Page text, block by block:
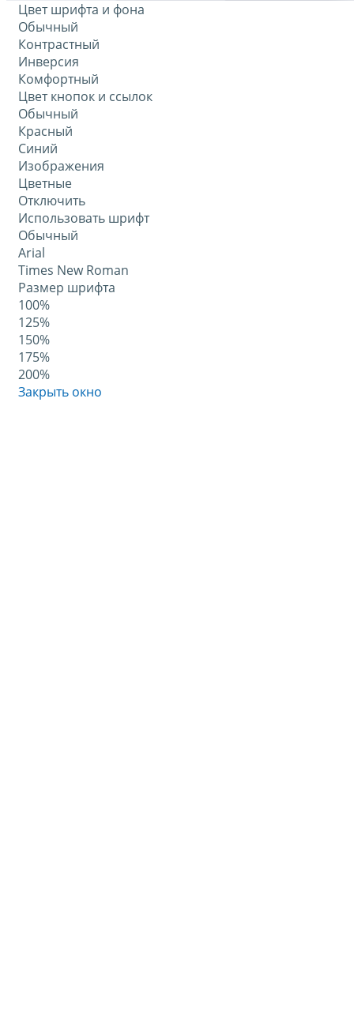
Цвет шрифта и фона
Обычный
Контрастный
Инверсия
Комфортный
Цвет кнопок и ссылок
Обычный
Красный
Синий
Изображения
Цветные
Отключить
Использовать шрифт
Обычный
Arial
Times New Roman
Размер шрифта
100%
125%
150%
175%
200%
Закрыть окно